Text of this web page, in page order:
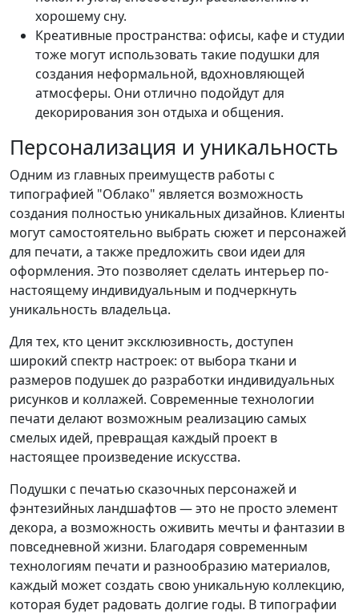
хорошему сну.
Креативные пространства: офисы, кафе и студии
тоже могут использовать такие подушки для
создания неформальной, вдохновляющей
атмосферы. Они отлично подойдут для
декорирования зон отдыха и общения.
Персонализация и уникальность
Одним из главных преимуществ работы с
типографией "Облако" является возможность
создания полностью уникальных дизайнов. Клиенты
могут самостоятельно выбрать сюжет и персонажей
для печати, а также предложить свои идеи для
оформления. Это позволяет сделать интерьер по-
настоящему индивидуальным и подчеркнуть
уникальность владельца.
Для тех, кто ценит эксклюзивность, доступен
широкий спектр настроек: от выбора ткани и
размеров подушек до разработки индивидуальных
рисунков и коллажей. Современные технологии
печати делают возможным реализацию самых
смелых идей, превращая каждый проект в
настоящее произведение искусства.
Подушки с печатью сказочных персонажей и
фэнтезийных ландшафтов — это не просто элемент
декора, а возможность оживить мечты и фантазии в
повседневной жизни. Благодаря современным
технологиям печати и разнообразию материалов,
каждый может создать свою уникальную коллекцию,
которая будет радовать долгие годы. В типографии